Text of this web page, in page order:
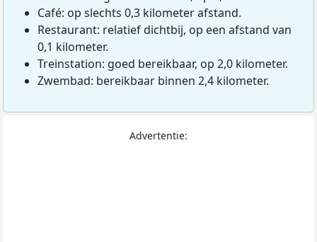
Café: op slechts 0,3 kilometer afstand.
Restaurant: relatief dichtbij, op een afstand van
0,1 kilometer.
Treinstation: goed bereikbaar, op 2,0 kilometer.
Zwembad: bereikbaar binnen 2,4 kilometer.
Advertentie: